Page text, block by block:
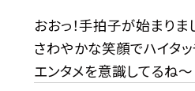
おおっ！手拍子が始まりま
さわやかな笑顔でハイタッ
エンタメを意識してるね〜